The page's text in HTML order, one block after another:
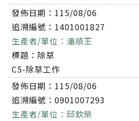
發佈日期： 115/08/06
追溯編號： 1401001827
生產者/單位： 潘順王
標題： 除草
C5-除草工作
發佈日期： 115/08/06
追溯編號： 0901007293
生產者/單位： 邱欽榮